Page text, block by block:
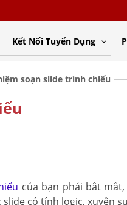
Kết Nối Tuyển Dụng
soạn slide trình chiếu
của bạn phải bắt
có tính logic, xuyên